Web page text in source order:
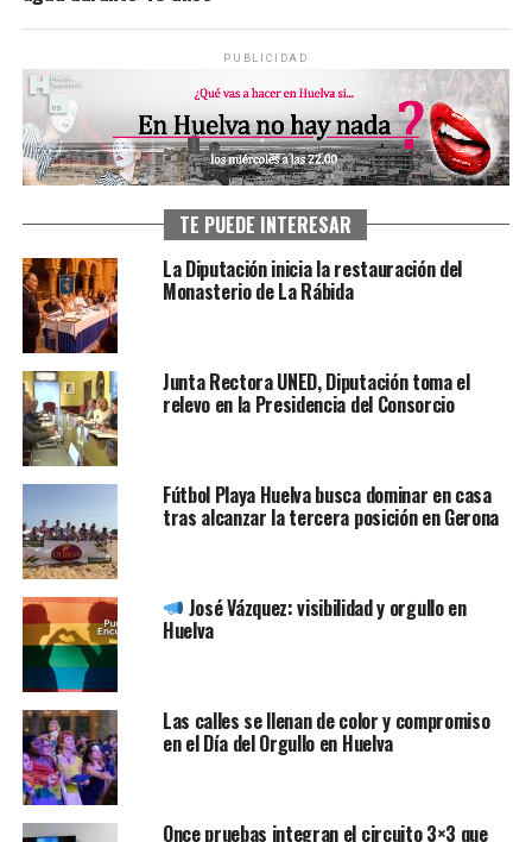
PUBLICIDAD
TE PUEDE INTERESAR
La Diputación inicia la restauración del
Monasterio de La Rábida
Junta Rectora UNED, Diputación toma el
relevo en la Presidencia del Consorcio
Fútbol Playa Huelva busca dominar en casa
tras alcanzar la tercera posición en Gerona
José Vázquez: visibilidad y orgullo en
Huelva
Las calles se llenan de color y compromiso
en el Día del Orgullo en Huelva
Once pruebas integran el circuito 3×3 que